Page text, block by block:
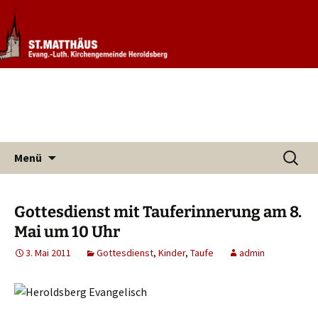
Evang. Kirchengemeinde St.
Matthäus Heroldsberg
Informationen rund um unsere
Kirchengemeinde
Menü
Suchen
nach:
Gottesdienst mit Tauferinnerung am 8.
Mai um 10 Uhr
3. Mai 2011 Gottesdienst, Kinder, Taufe admin